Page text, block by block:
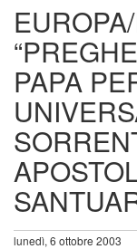
PAPA
lunedì, 6 ottobre 2003